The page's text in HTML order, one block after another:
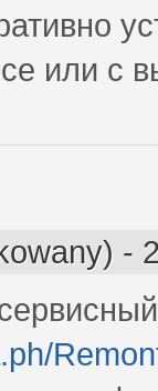
или с
-